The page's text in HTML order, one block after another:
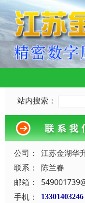
站内搜索：
公司：
江苏金湖华
联系：
陈兰春
邮箱：
手机：
13301403246